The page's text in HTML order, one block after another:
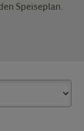
Speiseplan.